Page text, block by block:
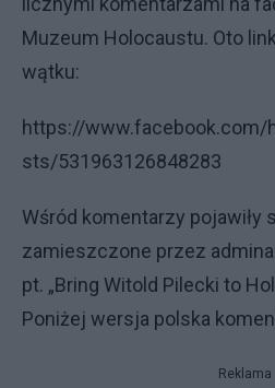
Muzeum Holocaustu. Oto
wątku:
https://
sts/531963126848283
Wśród komentarzy pojawiły
zamieszczone przez
pt. „Bring Witold Pilecki to
Poniżej wersja polska
Reklama